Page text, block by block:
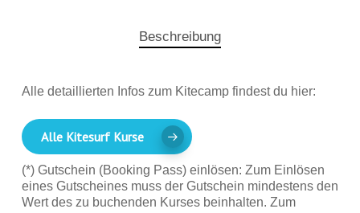
Beschreibung
Alle detaillierten Infos zum Kitecamp findest du hier:
Alle Kitesurf Kurse
(*) Gutschein (Booking Pass) einlösen: Zum Einlösen
eines Gutscheines muss der Gutschein mindestens den
Wert des zu buchenden Kurses beinhalten. Zum